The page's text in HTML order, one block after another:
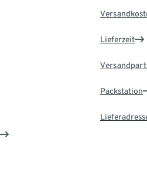
Lieferzeit
Packstation